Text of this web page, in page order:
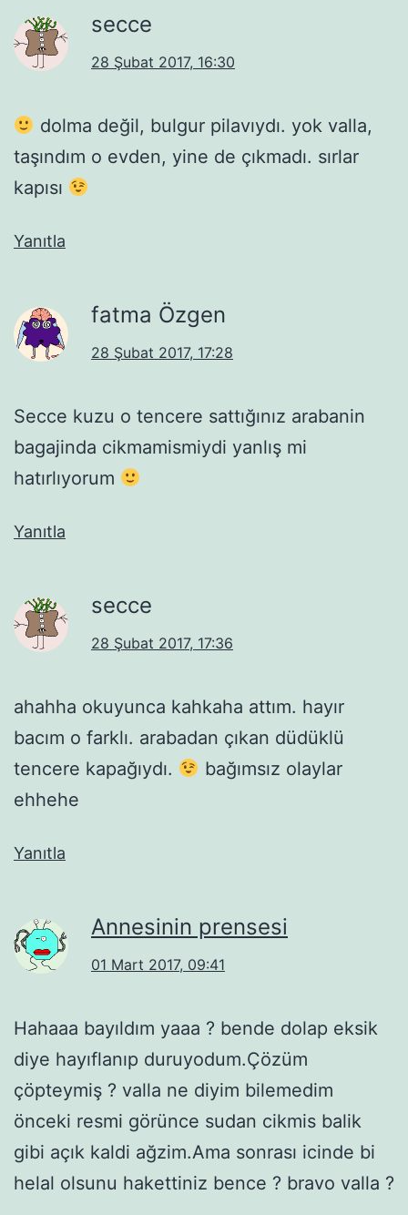
secce
28 Şubat 2017, 16:30
dolma değil, bulgur pilavıydı. yok valla,
taşındım o evden, yine de çıkmadı. sırlar
kapısı
Yanıtla
fatma Özgen
28 Şubat 2017, 17:28
Secce kuzu o tencere sattığınız arabanin
bagajinda cikmamismiydi yanlış mi
hatırlıyorum
Yanıtla
secce
28 Şubat 2017, 17:36
ahahha okuyunca kahkaha attım. hayır
bacım o farklı. arabadan çıkan düdüklü
tencere kapağıydı.
bağımsız olaylar
ehhehe
Yanıtla
Annesinin prensesi
01 Mart 2017, 09:41
Hahaaa bayıldım yaaa ? bende dolap eksik
diye hayıflanıp duruyodum.Çözüm
çöpteymiş ? valla ne diyim bilemedim
önceki resmi görünce sudan cikmis balik
gibi açık kaldi ağzim.Ama sonrası icinde bi
helal olsunu hakettiniz bence ? bravo valla ?